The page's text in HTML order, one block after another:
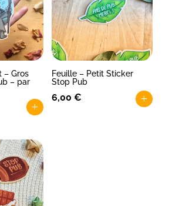
– Gros
– par
+
Feuille – Petit Sticker
Stop Pub
6,00€ +